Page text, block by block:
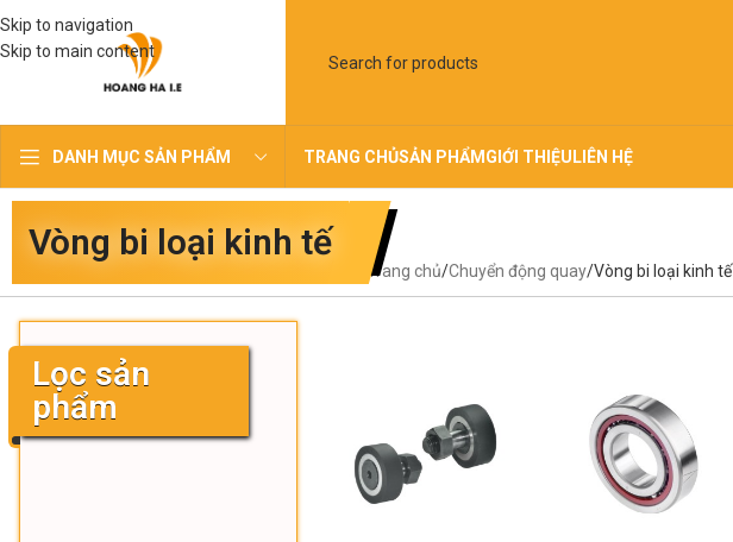
Skip to navigation
Skip to main content
DANH MỤC SẢN PHẨM TRANG CHỦSẢN PHẨMGIỚI THIỆULIÊN HỆ
Vòng bi loại kinh tế
Trang chủ Chuyển động quay Vòng bi loại kinh tế
Lọc sản
phẩm